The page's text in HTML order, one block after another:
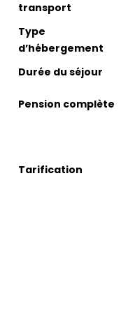
transport
Type
d’hébergement
Durée du séjour
Pension complète
Tarification